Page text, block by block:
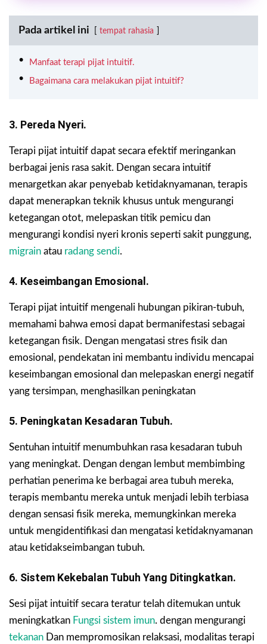
Pada artikel ini tempat rahasia
Manfaat terapi pijat intuitif.
Bagaimana cara melakukan pijat intuitif?
3. Pereda Nyeri.
Terapi pijat intuitif dapat secara efektif meringankan
berbagai jenis rasa sakit. Dengan secara intuitif
menargetkan akar penyebab ketidaknyamanan, terapis
dapat menerapkan teknik khusus untuk mengurangi
ketegangan otot, melepaskan titik pemicu dan
mengurangi kondisi nyeri kronis seperti sakit punggung,
migrain atau radang sendi.
4. Keseimbangan Emosional.
Terapi pijat intuitif mengenali hubungan pikiran-tubuh,
memahami bahwa emosi dapat bermanifestasi sebagai
ketegangan fisik. Dengan mengatasi stres fisik dan
emosional, pendekatan ini membantu individu mencapai
keseimbangan emosional dan melepaskan energi negatif
yang tersimpan, menghasilkan peningkatan
5. Peningkatan Kesadaran Tubuh.
Sentuhan intuitif menumbuhkan rasa kesadaran tubuh
yang meningkat. Dengan dengan lembut membimbing
perhatian penerima ke berbagai area tubuh mereka,
terapis membantu mereka untuk menjadi lebih terbiasa
dengan sensasi fisik mereka, memungkinkan mereka
untuk mengidentifikasi dan mengatasi ketidaknyamanan
atau ketidakseimbangan tubuh.
6. Sistem Kekebalan Tubuh Yang Ditingkatkan.
Sesi pijat intuitif secara teratur telah ditemukan untuk
meningkatkan Fungsi sistem imun. dengan mengurangi
tekanan Dan mempromosikan relaksasi, modalitas terapi